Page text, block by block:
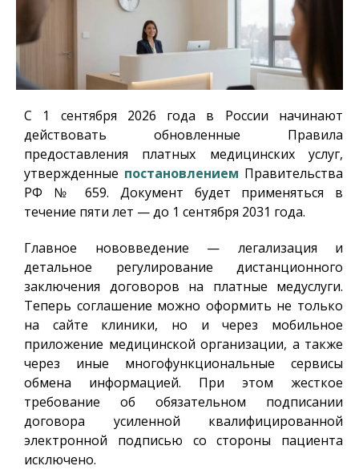
С 1 сентября 2026 года в России начинают
действовать обновленные Правила
предоставления платных медицинских услуг,
утвержденные постановлением Правительства
РФ № 659. Документ будет применяться в
течение пяти лет — до 1 сентября 2031 года.
Главное нововведение — легализация и
детальное регулирование дистанционного
заключения договоров на платные медуслуги.
Теперь соглашение можно оформить не только
на сайте клиники, но и через мобильное
приложение медицинской организации, а также
через иные многофункциональные сервисы
обмена информацией. При этом жесткое
требование об обязательном подписании
договора усиленной квалифицированной
электронной подписью со стороны пациента
исключено.